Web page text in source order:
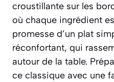
croustillante sur les
où chaque ingrédient
promesse d’un plat
réconfortant, qui
autour de la table.
ce classique avec une